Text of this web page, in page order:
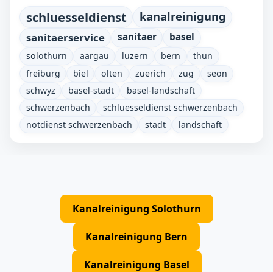
schluesseldienst kanalreinigung
sanitaerservice sanitaer basel
solothurn aargau luzern bern
thun
freiburg
biel olten zuerich zug
seon
schwyz
basel-stadt
basel-landschaft
schwerzenbach
schluesseldienst schwerzenbach
notdienst schwerzenbach
stadt landschaft
Kanalreinigung Solothurn
Kanalreinigung Bern
Kanalreinigung Basel